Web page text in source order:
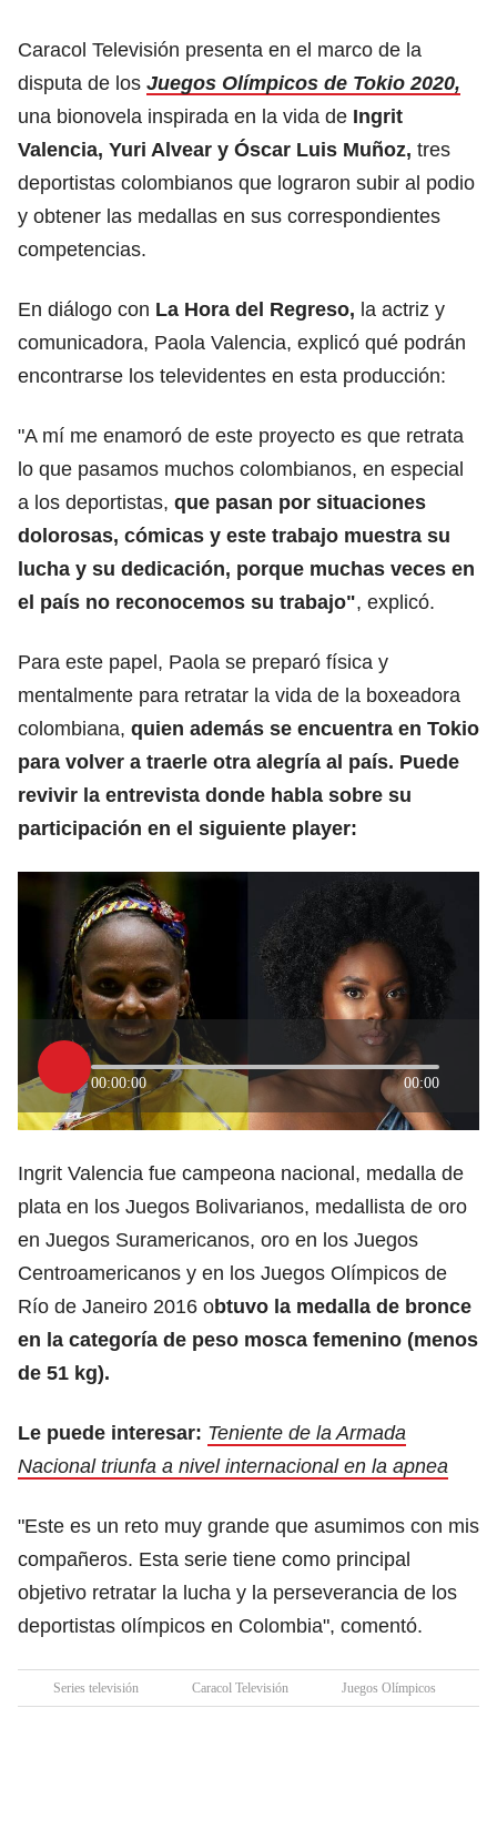
Caracol Televisión presenta en el marco de la
disputa de los Juegos Olímpicos de Tokio 2020,
una bionovela inspirada en la vida de Ingrit
Valencia, Yuri Alvear y Óscar Luis Muñoz, tres
deportistas colombianos que lograron subir al podio
y obtener las medallas en sus correspondientes
competencias.
En diálogo con La Hora del Regreso, la actriz y
comunicadora, Paola Valencia, explicó qué podrán
encontrarse los televidentes en esta producción:
"A mí me enamoró de este proyecto es que retrata
lo que pasamos muchos colombianos, en especial
a los deportistas, que pasan por situaciones
dolorosas, cómicas y este trabajo muestra su
lucha y su dedicación, porque muchas veces en
el país no reconocemos su trabajo", explicó.
Para este papel, Paola se preparó física y
mentalmente para retratar la vida de la boxeadora
colombiana, quien además se encuentra en Tokio
para volver a traerle otra alegría al país. Puede
revivir la entrevista donde habla sobre su
participación en el siguiente player:
00:00:00 00:00
Ingrit Valencia fue campeona nacional, medalla de
plata en los Juegos Bolivarianos, medallista de oro
en Juegos Suramericanos, oro en los Juegos
Centroamericanos y en los Juegos Olímpicos de
Río de Janeiro 2016 obtuvo la medalla de bronce
en la categoría de peso mosca femenino (menos
de 51 kg).
Le puede interesar: Teniente de la Armada
Nacional triunfa a nivel internacional en la apnea
"Este es un reto muy grande que asumimos con mis
compañeros. Esta serie tiene como principal
objetivo retratar la lucha y la perseverancia de los
deportistas olímpicos en Colombia", comentó.
Series televisión Caracol Televisión Juegos Olímpicos